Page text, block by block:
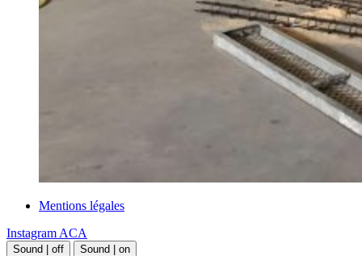
Mentions légales
Instagram ACA
Sound | off Sound | on